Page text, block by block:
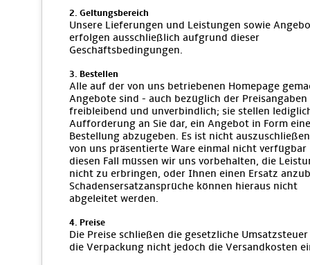
2. Geltungsbereich
Unsere Lieferungen und Leistungen sowie
erfolgen ausschließlich aufgrund dieser
Geschäftsbedingungen.
3. Bestellen
Alle auf der von uns betriebenen Homepage
Angebote sind - auch bezüglich der Preisangaben
freibleibend und unverbindlich; sie stellen
Aufforderung an Sie dar, ein Angebot in Form
Bestellung abzugeben. Es ist nicht
von uns präsentierte Ware einmal nicht verfügbar
diesen Fall müssen wir uns vorbehalten, die
nicht zu erbringen, oder Ihnen einen Ersatz
Schadensersatzansprüche können hieraus nicht
abgeleitet werden.
4. Preise
Die Preise schließen die gesetzliche
die Verpackung nicht jedoch die Versandkosten